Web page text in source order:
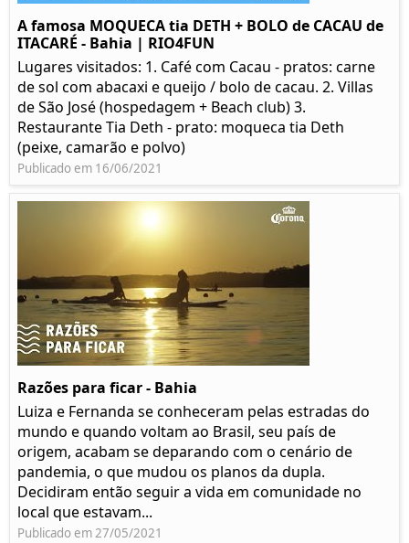
A famosa MOQUECA tia DETH + BOLO de CACAU de
ITACARÉ - Bahia | RIO4FUN
Lugares visitados: 1. Café com Cacau - pratos: carne
de sol com abacaxi e queijo / bolo de cacau. 2. Villas
de São José (hospedagem + Beach club) 3.
Restaurante Tia Deth - prato: moqueca tia Deth
(peixe, camarão e polvo)
Publicado em 16/06/2021
Razões para ficar - Bahia
Luiza e Fernanda se conheceram pelas estradas do
mundo e quando voltam ao Brasil, seu país de
origem, acabam se deparando com o cenário de
pandemia, o que mudou os planos da dupla.
Decidiram então seguir a vida em comunidade no
local que estavam...
Publicado em 27/05/2021